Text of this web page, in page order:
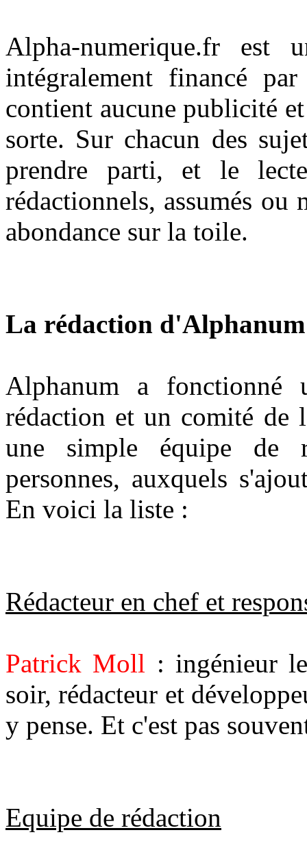
Alpha-numerique.fr
intégralement financé
contient aucune publicité
sorte. Sur chacun des
prendre parti, et le
rédactionnels, assumés ou
abondance sur la toile.
La rédaction d'Alphanum
Alphanum a fonctionné
rédaction et un comité de
une simple équipe de
personnes, auxquels
En voici la liste :
Rédacteur en chef et
Patrick Moll : ingénieur
soir, rédacteur et
y pense. Et c'est pas
Equipe de rédaction